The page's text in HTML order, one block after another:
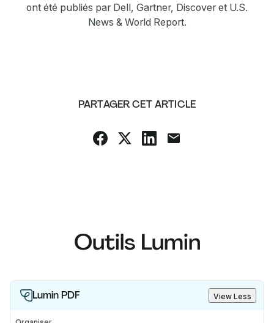
ont été publiés par Dell, Gartner, Discover et U.S.
News & World Report.
PARTAGER CET ARTICLE
Outils Lumin
Lumin PDF View Less